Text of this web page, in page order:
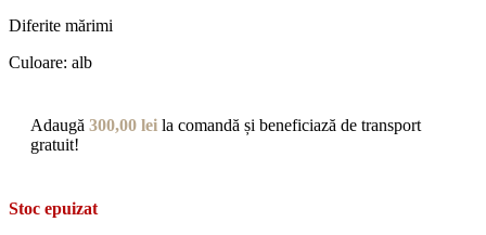
Diferite mărimi
Culoare: alb
Adaugă 300,00 lei la comandă și beneficiază de transport
gratuit!
Stoc epuizat